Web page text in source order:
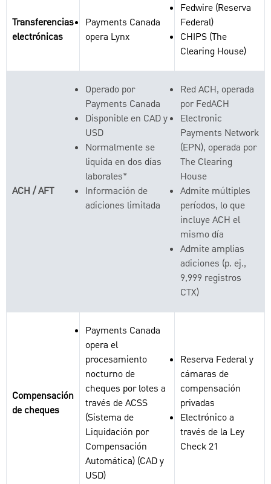
Transferencias
electrónicas
Payments Canada
opera Lynx
Fedwire (Reserva
Federal)
CHIPS (The
Clearing House)
ACH / AFT
Operado por
Payments Canada
Disponible en CAD y
USD
Normalmente se
liquida en dos días
laborales*
Información de
adiciones limitada
Red ACH, operada
por FedACH
Electronic
Payments Network
(EPN), operada por
The Clearing
House
Admite múltiples
períodos, lo que
incluye ACH el
mismo día
Admite amplias
adiciones (p. ej.,
9,999 registros
CTX)
Compensación
de cheques
Payments Canada
opera el
procesamiento
nocturno de
cheques por lotes a
través de ACSS
(Sistema de
Liquidación por
Compensación
Automática) (CAD y
USD)
Reserva Federal y
cámaras de
compensación
privadas
Electrónico a
través de la Ley
Check 21